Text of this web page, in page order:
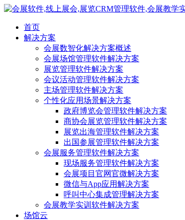
首页
解决方案
会展数智化解决方案概述
会展场馆管理软件解决方案
展览管理软件解决方案
会议活动管理软件解决方案
主场管理软件解决方案
个性化应用场景解决方案
政府博览会管理软件解决方案
商协会展览管理软件解决方案
展览出海管理软件解决方案
出国参展管理软件解决方案
会展服务管理软件解决方案
现场服务管理软件解决方案
会展项目官网官微解决方案
微信与App应用解决方案
呼叫中心集成管理解决方案
会展教学实训软件解决方案
场馆云